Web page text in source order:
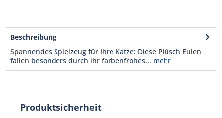
Beschreibung
Spannendes Spielzeug für Ihre Katze: Diese Plüsch Eulen
fallen besonders durch ihr farbenfrohes... mehr
Produktsicherheit